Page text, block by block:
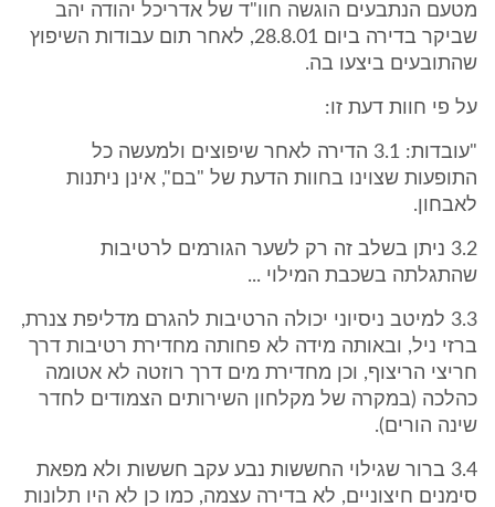
מטעם הנתבעים הוגשה חוו"ד של אדריכל יהודה יהב
שביקר בדירה ביום 28.8.01, לאחר תום עבודות השיפוץ
שהתובעים ביצעו בה.
על פי חוות דעת זו:
"עובדות: 3.1 הדירה לאחר שיפוצים ולמעשה כל
התופעות שצוינו בחוות הדעת של "בם", אינן ניתנות
לאבחון.
3.2 ניתן בשלב זה רק לשער הגורמים לרטיבות
שהתגלתה בשכבת המילוי ...
3.3 למיטב ניסיוני יכולה הרטיבות להגרם מדליפת צנרת,
ברזי ניל, ובאותה מידה לא פחותה מחדירת רטיבות דרך
חריצי הריצוף, וכן מחדירת מים דרך רוזטה לא אטומה
כהלכה (במקרה של מקלחון השירותים הצמודים לחדר
שינה הורים).
3.4 ברור שגילוי החששות נבע עקב חששות ולא מפאת
סימנים חיצוניים, לא בדירה עצמה, כמו כן לא היו תלונות